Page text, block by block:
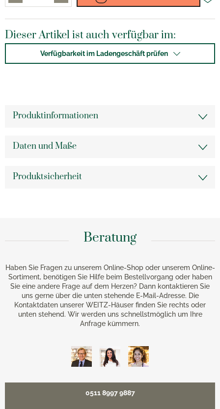
Dieser Artikel ist auch verfügbar im:
Verfügbarkeit im Ladengeschäft prüfen
Produktinformationen
Daten und Maße
Produktsicherheit
Beratung
Haben Sie Fragen zu unserem Online-Shop oder unserem Online-
Sortiment, benötigen Sie Hilfe beim Bestellvorgang oder haben
Sie eine andere Frage auf dem Herzen? Dann kontaktieren Sie
uns gerne über die unten stehende E-Mail-Adresse. Die
Kontaktdaten unserer WEITZ-Häuser finden Sie rechts oder
unten stehend. Wir werden uns schnellstmöglich um Ihre
Anfrage kümmern.
0511 8997 9887